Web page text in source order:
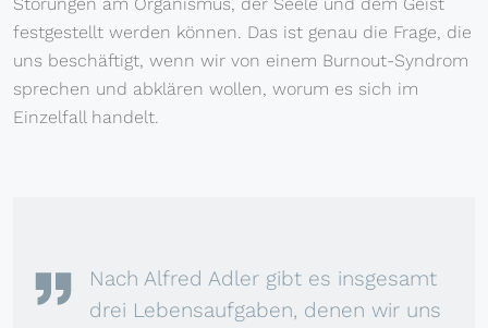
Störungen am Organismus, der Seele und dem Geist
festgestellt werden können. Das ist genau die Frage, die
uns beschäftigt, wenn wir von einem Burnout-Syndrom
sprechen und abklären wollen, worum es sich im
Einzelfall handelt.
Nach Alfred Adler gibt es insgesamt
drei Lebensaufgaben, denen wir uns